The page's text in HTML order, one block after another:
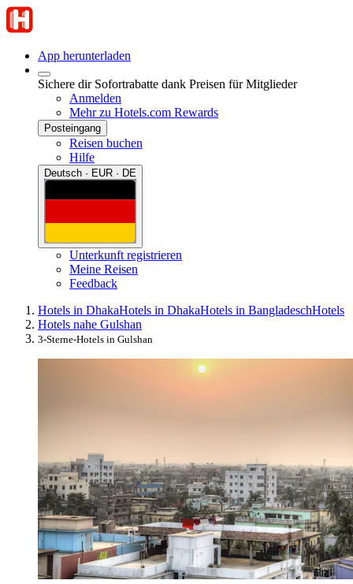
App herunterladen
Sichere dir Sofortrabatte dank Preisen für Mitglieder
Anmelden
Mehr zu Hotels.com Rewards
Posteingang
Reisen buchen
Hilfe
Deutsch · EUR · DE
Unterkunft registrieren
Meine Reisen
Feedback
Hotels in DhakaHotels in DhakaHotels in BangladeschHotels
Hotels nahe Gulshan
3-Sterne-Hotels in Gulshan